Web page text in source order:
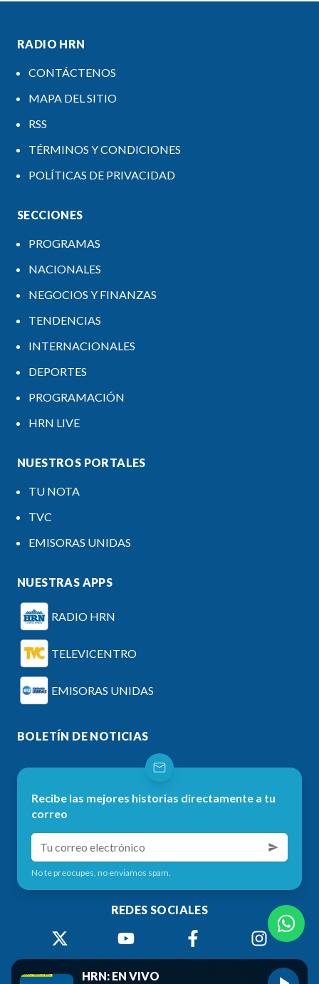
RADIO HRN
CONTÁCTENOS
MAPA DEL SITIO
RSS
TÉRMINOS Y CONDICIONES
POLÍTICAS DE PRIVACIDAD
SECCIONES
PROGRAMAS
NACIONALES
NEGOCIOS Y FINANZAS
TENDENCIAS
INTERNACIONALES
DEPORTES
PROGRAMACIÓN
HRN LIVE
NUESTROS PORTALES
TU NOTA
TVC
EMISORAS UNIDAS
NUESTRAS APPS
RADIO HRN
TELEVICENTRO
EMISORAS UNIDAS
BOLETÍN DE NOTICIAS
Recibe las mejores historias directamente a tu
correo
No te preocupes, no enviamos spam.
REDES SOCIALES
HRN: EN VIVO